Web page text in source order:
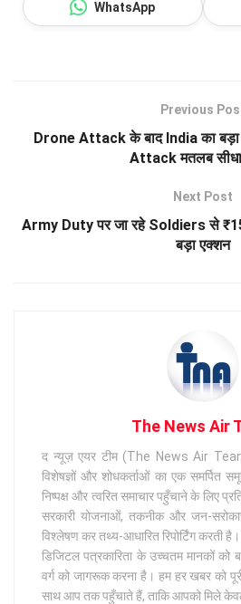
WhatsApp
Previous
Drone Attack के बाद India का
Attack मतलब
Next Post
Army Duty पर जा रहे Soldiers से
बड़ा एक्शन
The News Air
द न्यूज़ एयर टीम (The News Air
विशेषज्ञों और शोधकर्ताओं का एक समर्पित
निष्पक्ष और त्वरित समाचार पहुँचाने के लिए
सरकारी योजनाओं, तकनीक और जन-
विश्लेषण कर तथ्य-आधारित रिपोर्टिंग करती
डिजिटल पत्रकारिता के उच्चतम मानकों
वर्ग को जागरूक करना है। हम हर खबर को पूरी
साथ आप तक पहुँचाते हैं, ताकि आपको मिले